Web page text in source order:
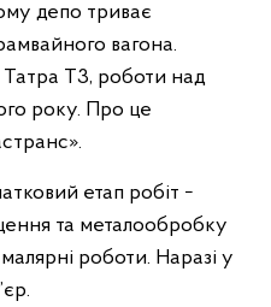
депо триває
вагона.
Т3, роботи над
року. Про це
етап робіт −
та металообробку
роботи. Наразі у